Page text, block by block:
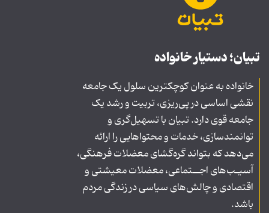
تبیان؛ دستیار خانواده
خانواده به عنوان کوچکترین سلول یک جامعه
نقشی اساسی در پی‌ریزی، تربیت و رشد یک
جامعه قوی دارد. تبیان با تسهیل‌گری و
توانمندسازی، خدمات و محتواهایی را ارائه
می‌دهد که بتواند گره‌گشای معضلات فرهنگی،
آسیـب‌های اجــتماعی، معضلات معیشتی و
اقتصادی و چالش‌های سیاسی در زندگی مردم
باشد.